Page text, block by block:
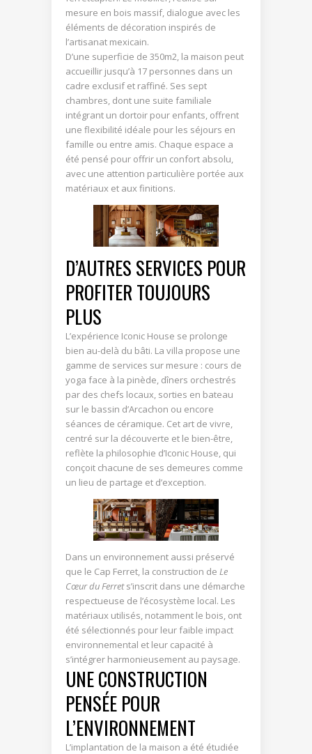
mesure en bois massif, dialogue avec les
éléments de décoration inspirés de
l’artisanat mexicain.
D’une superficie de 350m2, la maison peut
accueillir jusqu’à 17 personnes dans un
cadre exclusif et raffiné. Ses sept
chambres, dont une suite familiale
intégrant un dortoir pour enfants, offrent
une flexibilité idéale pour les séjours en
famille ou entre amis. Chaque espace a
été pensé pour offrir un confort absolu,
avec une attention particulière portée aux
matériaux et aux finitions.
D’AUTRES SERVICES POUR
PROFITER TOUJOURS
PLUS
L’expérience Iconic House se prolonge
bien au-delà du bâti. La villa propose une
gamme de services sur mesure : cours de
yoga face à la pinède, dîners orchestrés
par des chefs locaux, sorties en bateau
sur le bassin d’Arcachon ou encore
séances de céramique. Cet art de vivre,
centré sur la découverte et le bien-être,
reflète la philosophie d’Iconic House, qui
conçoit chacune de ses demeures comme
un lieu de partage et d’exception.
Dans un environnement aussi préservé
que le Cap Ferret, la construction de Le
Cœur du Ferrets’inscrit dans une démarche
respectueuse de l’écosystème local. Les
matériaux utilisés, notamment le bois, ont
été sélectionnés pour leur faible impact
environnemental et leur capacité à
s’intégrer harmonieusement au paysage.
UNE CONSTRUCTION
PENSÉE POUR
L’ENVIRONNEMENT
L’implantation de la maison a été étudiée